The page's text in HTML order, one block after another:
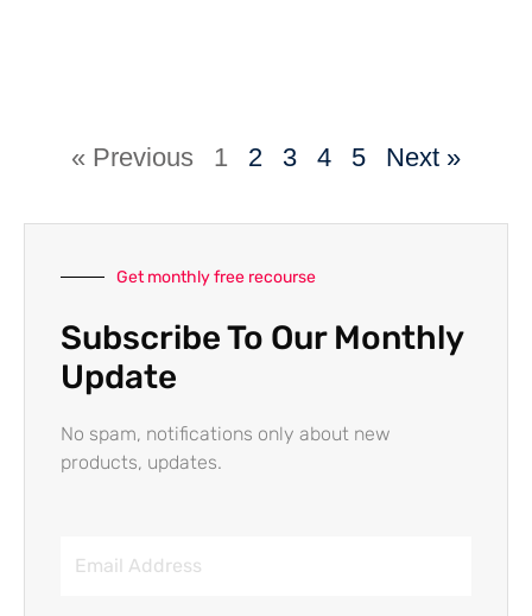
« Previous 1 2 3 4 5 Next »
Get monthly free recourse
Subscribe To Our Monthly
Update
No spam, notifications only about new
products, updates.